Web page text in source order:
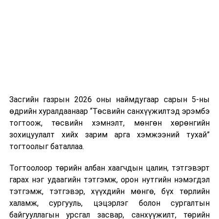
Шинэ хууль Францын зах зээлд үйлчилдэг гадаадын
дуудлагын төвүүдэд нөлөөлөхөөр байна. Тухайлбал,
Мароккогийн дуудлагын төвүүдийн орлогын 80 гаруй
хувь Францын зах зээлээс бүрддэг бөгөөд тус улсын
40–50 мянган ажлын байр эрсдэлд орж болзошгүйг
Засгийн газрын 2026 оны наймдугаар сарын 5-ны
өдрийн хуралдаанаар “Төсвийн санхүүжилтэд эрэмбэ
тогтоож, төсвийн хэмнэлт, мөнгөн хөрөнгийн
зохицуулалт хийх зарим арга хэмжээний тухай”
тогтоолыг баталлаа.
Тогтоолоор төрийн албан хаагчдын цалин, тэтгэвэрт
гарах нэг удаагийн тэтгэмж, орон нутгийн нэмэгдэл
тэтгэмж, тэтгэвэр, хүүхдийн мөнгө, бүх төрлийн
халамж, сургууль, цэцэрлэг болон сургалтын
байгууллагын урсгал засвар, санхүүжилт, төрийн